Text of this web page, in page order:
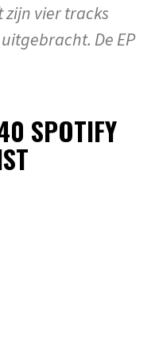
zijn vier tracks
De EP
SPOTIFY